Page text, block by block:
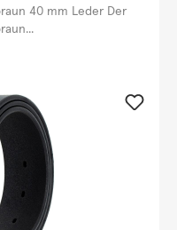
40 mm Leder Der